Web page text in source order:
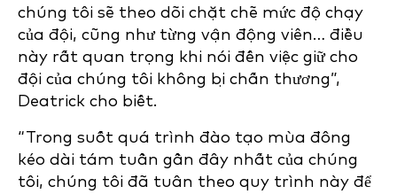
chúng tôi sẽ theo dõi chặt chẽ mức độ chạy
của đội, cũng như từng vận động viên… điều
này rất quan trọng khi nói đến việc giữ cho
đội của chúng tôi không bị chấn thương”,
Deatrick cho biết.
“Trong suốt quá trình đào tạo mùa đông
kéo dài tám tuần gần đây nhất của chúng
tôi, chúng tôi đã tuân theo quy trình này để